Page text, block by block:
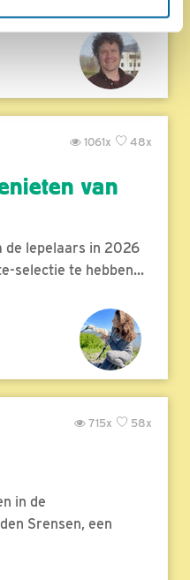
48x
1061x
van
de lepelaars in 2026
selectie te hebben...
58x
715x
in de
Srensen, een